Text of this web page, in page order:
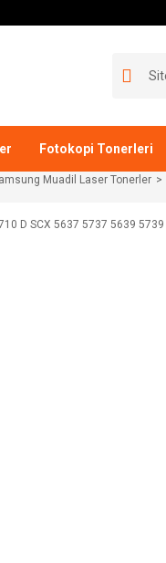
Fotokopi Tonerleri
Muadil Laser Tonerler